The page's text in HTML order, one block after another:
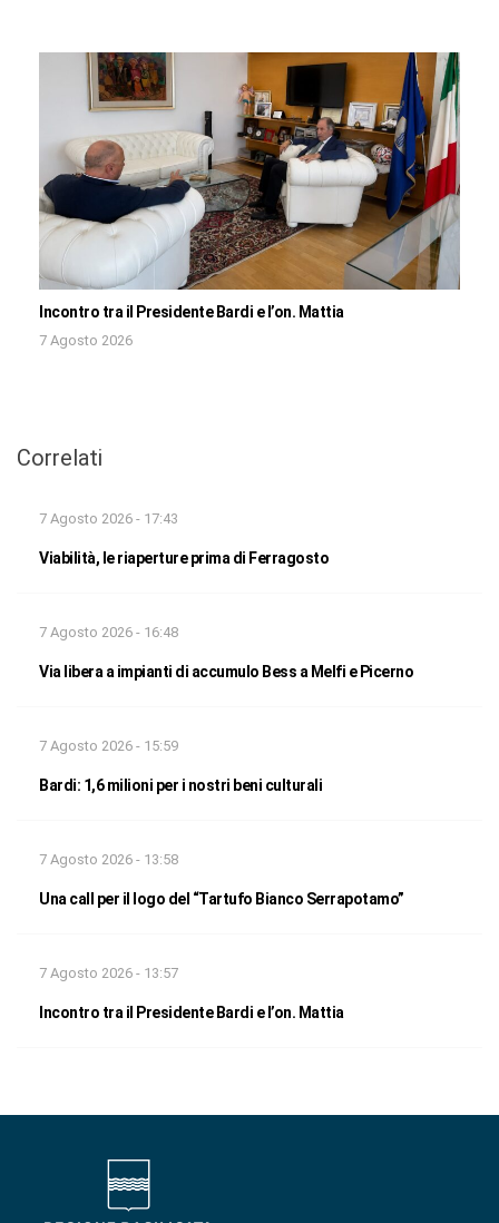
Incontro tra il Presidente Bardi e l’on. Mattia
7 Agosto 2026
Correlati
7 Agosto 2026 - 17:43
Viabilità, le riaperture prima di Ferragosto
7 Agosto 2026 - 16:48
Via libera a impianti di accumulo Bess a Melfi e Picerno
7 Agosto 2026 - 15:59
Bardi: 1,6 milioni per i nostri beni culturali
7 Agosto 2026 - 13:58
Una call per il logo del “Tartufo Bianco Serrapotamo”
7 Agosto 2026 - 13:57
Incontro tra il Presidente Bardi e l’on. Mattia